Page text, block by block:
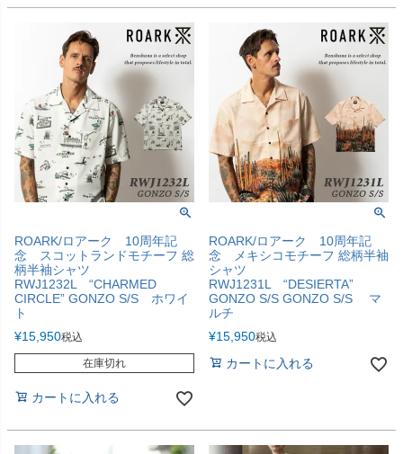
ROARK/ロアーク 10周年記
念 スコットランドモチーフ 総
柄半袖シャツ
RWJ1232L “CHARMED
CIRCLE” GONZO S/S ホワイ
ト
¥15,950税込
在庫切れ
カートに入れる
ROARK/ロアーク 10周年記
念 メキシコモチーフ 総柄半袖
シャツ
RWJ1231L “DESIERTA”
GONZO S/S GONZO S/S マ
ルチ
¥15,950税込
カートに入れる